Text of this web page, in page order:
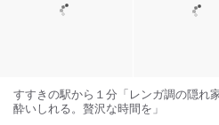
すすきの駅から１分「レンガ調の隠れ
酔いしれる。贅沢な時間を」